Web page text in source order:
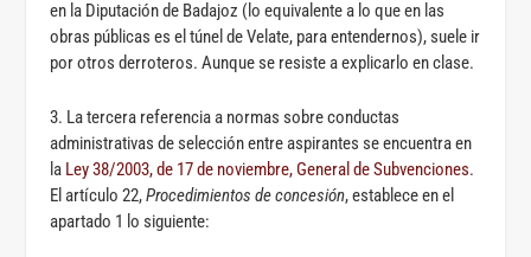
en la Diputación de Badajoz (lo equivalente a lo que en las
obras públicas es el túnel de Velate, para entendernos), suele ir
por otros derroteros. Aunque se resiste a explicarlo en clase.
3. La tercera referencia a normas sobre conductas
administrativas de selección entre aspirantes se encuentra en
la Ley 38/2003, de 17 de noviembre, General de Subvenciones.
El artículo 22,Procedimientos de concesión, establece en el
apartado 1 lo siguiente: